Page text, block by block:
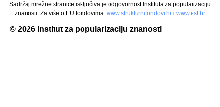
Sadržaj mrežne stranice isključiva je odgovornost Instituta za popularizaciju
znanosti. Za više o EU fondovima: www.strukturnifondovi.hr i www.esf.hr
© 2026 Institut za popularizaciju znanosti